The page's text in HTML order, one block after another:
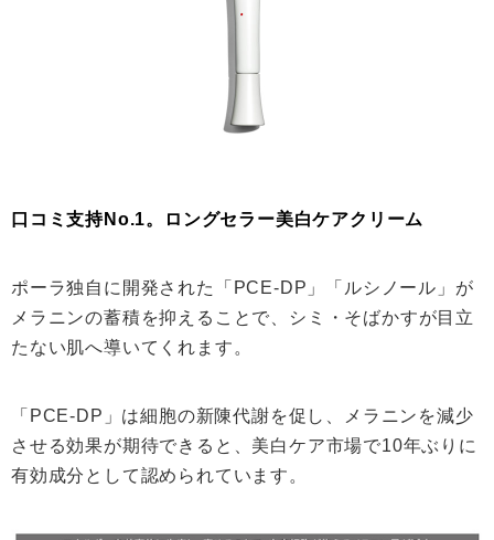
口コミ支持No.1。ロングセラー美白ケアクリーム
ポーラ独自に開発された「PCE-DP」「ルシノール」が
メラニンの蓄積を抑えることで、シミ・そばかすが目立
たない肌へ導いてくれます。
「PCE-DP」は細胞の新陳代謝を促し、メラニンを減少
させる効果が期待できると、美白ケア市場で10年ぶりに
有効成分として認められています。